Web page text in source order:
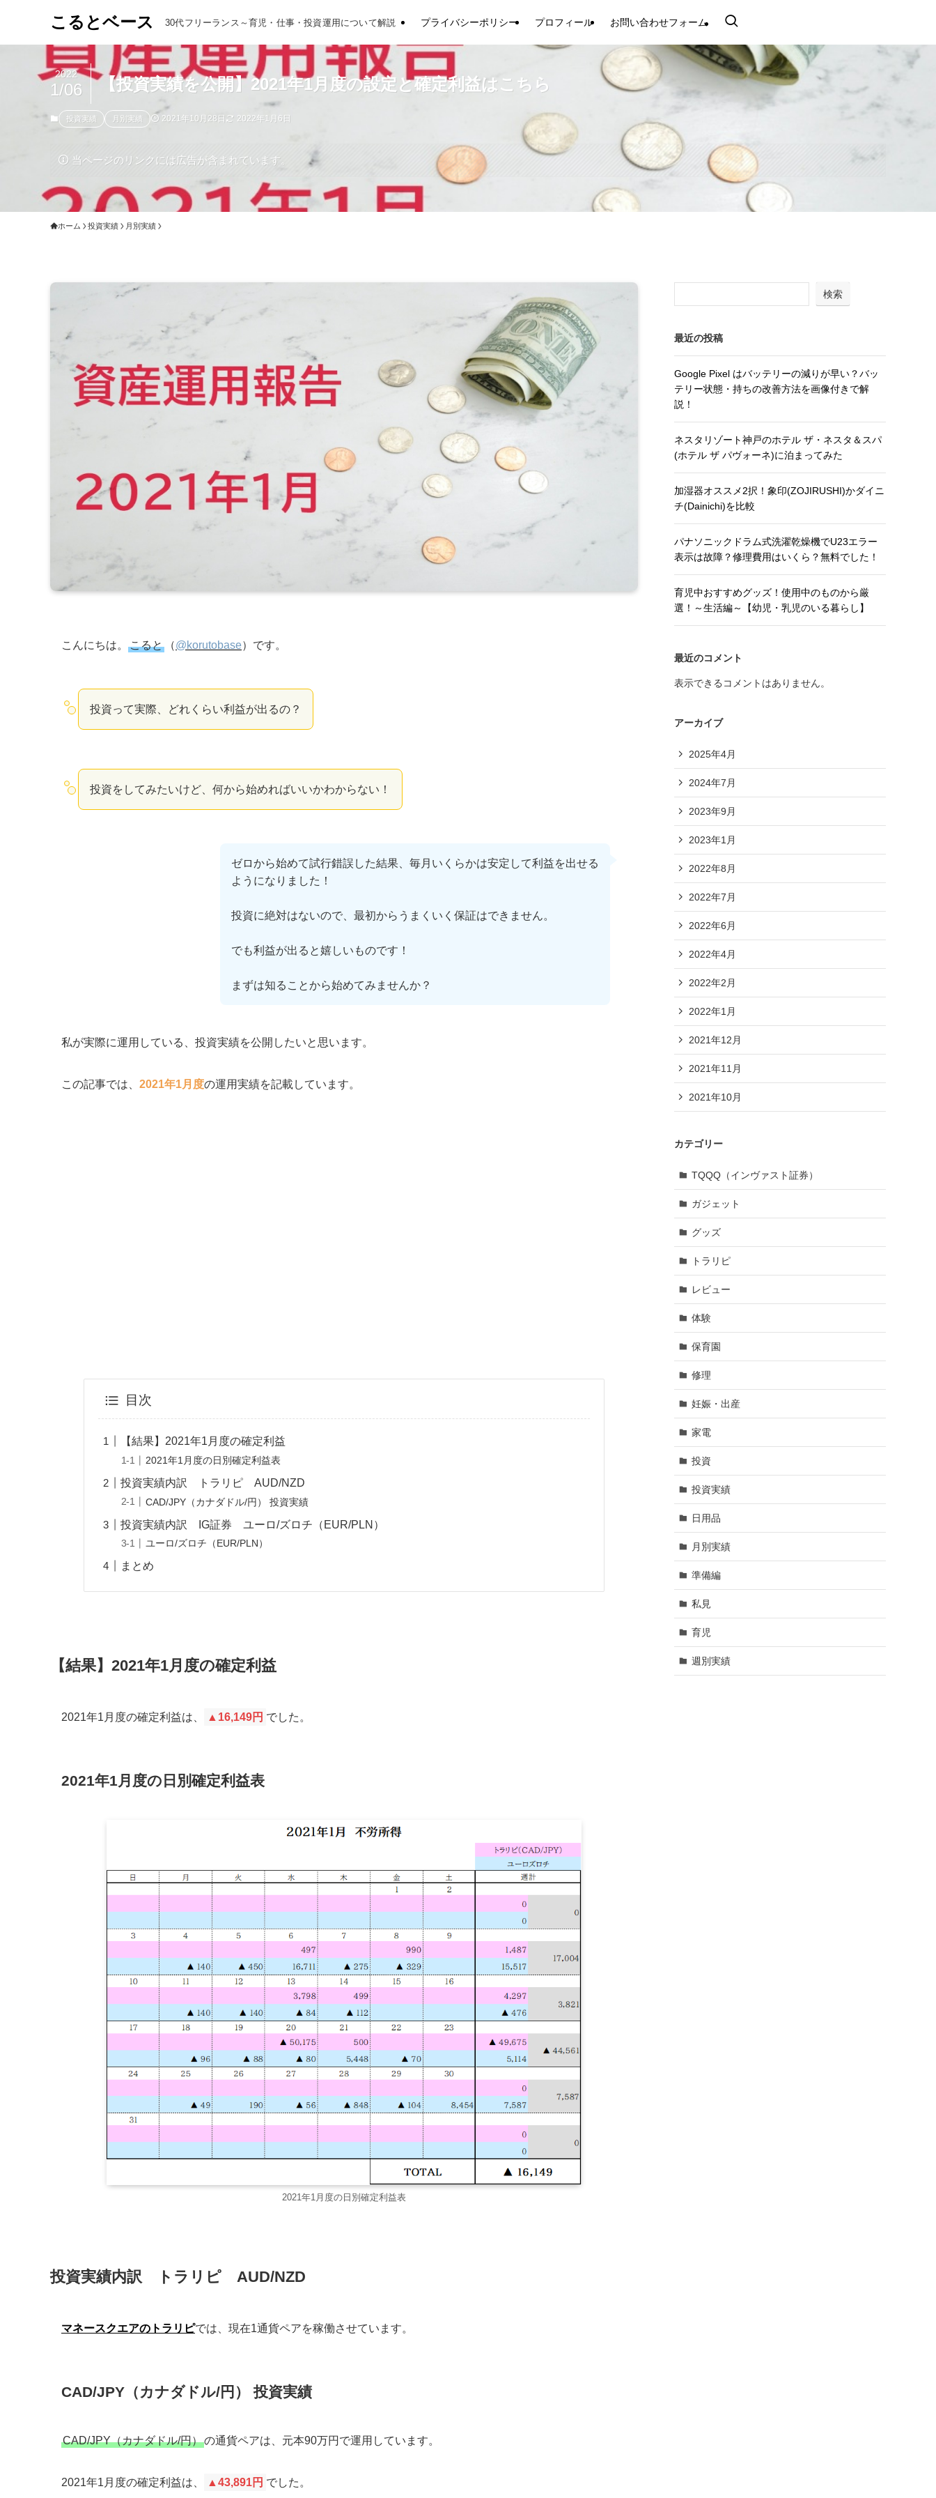
こるとベース 30代フリーランス～育児・仕事・投資運用について解説 プライバシーポリシー プロフィール お問い合わせフォーム
【投資実績を公開】2021年1月度の設定と確定利益はこちら
2022
1/06
投資実績 月別実績 2021年10月28日 2022年1月6日
当ページのリンクには広告が含まれています。
ホーム 投資実績 月別実績
こんにちは。 こると （@korutobase）です。
投資って実際、どれくらい利益が出るの？
投資をしてみたいけど、何から始めればいいかわからない！
ゼロから始めて試行錯誤した結果、毎月いくらかは安定して利益を出せる
ようになりました！
投資に絶対はないので、最初からうまくいく保証はできません。
でも利益が出ると嬉しいものです！
まずは知ることから始めてみませんか？
私が実際に運用している、投資実績を公開したいと思います。
この記事では、 2021年1月度の運用実績を記載しています。
目次
【結果】2021年1月度の確定利益
2021年1月度の日別確定利益表
投資実績内訳 トラリピ AUD/NZD
CAD/JPY（カナダドル/円） 投資実績
投資実績内訳 IG証券 ユーロ/ズロチ（EUR/PLN）
ユーロ/ズロチ（EUR/PLN）
まとめ
【結果】2021年1月度の確定利益
2021年1月度の確定利益は、 ▲16,149円 でした。
2021年1月度の日別確定利益表
2021年1月度の日別確定利益表
投資実績内訳 トラリピ AUD/NZD
マネースクエアのトラリピでは、現在1通貨ペアを稼働させています。
CAD/JPY（カナダドル/円） 投資実績
CAD/JPY（カナダドル/円）の通貨ペアは、元本90万円で運用しています。
2021年1月度の確定利益は、 ▲43,891円 でした。
検索
最近の投稿
Google Pixel はバッテリーの減りが早い？バッ
テリー状態・持ちの改善方法を画像付きで解
説！
ネスタリゾート神戸のホテル ザ・ネスタ＆スパ
(ホテル ザ パヴォーネ)に泊まってみた
加湿器オススメ2択！象印(ZOJIRUSHI)かダイニ
チ(Dainichi)を比較
パナソニックドラム式洗濯乾燥機でU23エラー
表示は故障？修理費用はいくら？無料でした！
育児中おすすめグッズ！使用中のものから厳
選！～生活編～【幼児・乳児のいる暮らし】
最近のコメント
表示できるコメントはありません。
アーカイブ
2025年4月
2024年7月
2023年9月
2023年1月
2022年8月
2022年7月
2022年6月
2022年4月
2022年2月
2022年1月
2021年12月
2021年11月
2021年10月
カテゴリー
TQQQ（インヴァスト証券）
ガジェット
グッズ
トラリピ
レビュー
体験
保育園
修理
妊娠・出産
家電
投資
投資実績
日用品
月別実績
準備編
私見
育児
週別実績